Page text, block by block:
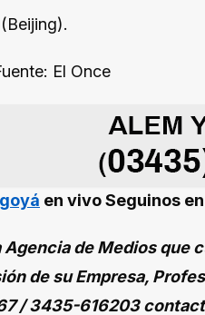
El Once
en vivoSeguinos
Agencia de Medios
de su Empresa,
/ 3435-616203